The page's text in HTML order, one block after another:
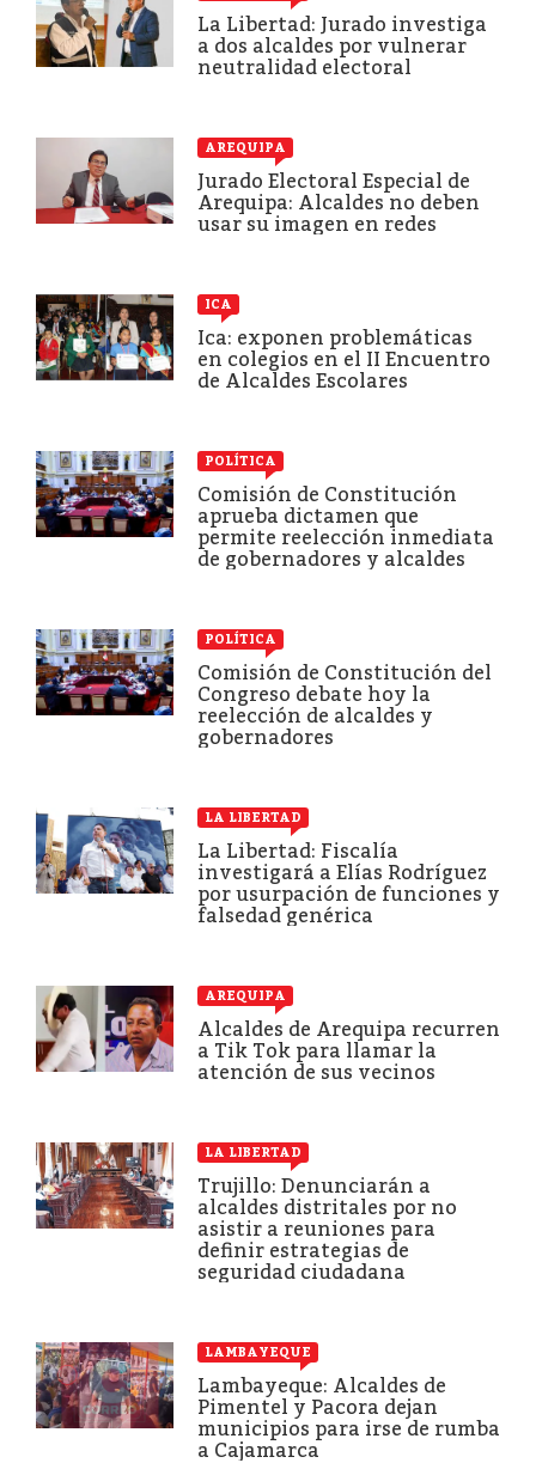
La Libertad: Jurado investiga
a dos alcaldes por vulnerar
neutralidad electoral
AREQUIPA
Jurado Electoral Especial de
Arequipa: Alcaldes no deben
usar su imagen en redes
ICA
Ica: exponen problemáticas
en colegios en el II Encuentro
de Alcaldes Escolares
POLÍTICA
Comisión de Constitución
aprueba dictamen que
permite reelección inmediata
de gobernadores y alcaldes
POLÍTICA
Comisión de Constitución del
Congreso debate hoy la
reelección de alcaldes y
gobernadores
LA LIBERTAD
La Libertad: Fiscalía
investigará a Elías Rodríguez
por usurpación de funciones y
falsedad genérica
AREQUIPA
Alcaldes de Arequipa recurren
a Tik Tok para llamar la
atención de sus vecinos
LA LIBERTAD
Trujillo: Denunciarán a
alcaldes distritales por no
asistir a reuniones para
definir estrategias de
seguridad ciudadana
LAMBAYEQUE
Lambayeque: Alcaldes de
Pimentel y Pacora dejan
municipios para irse de rumba
a Cajamarca